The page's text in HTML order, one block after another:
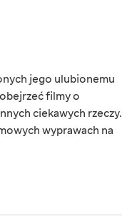
jego ulubionemu
filmy o
ciekawych rzeczy.
wyprawach na